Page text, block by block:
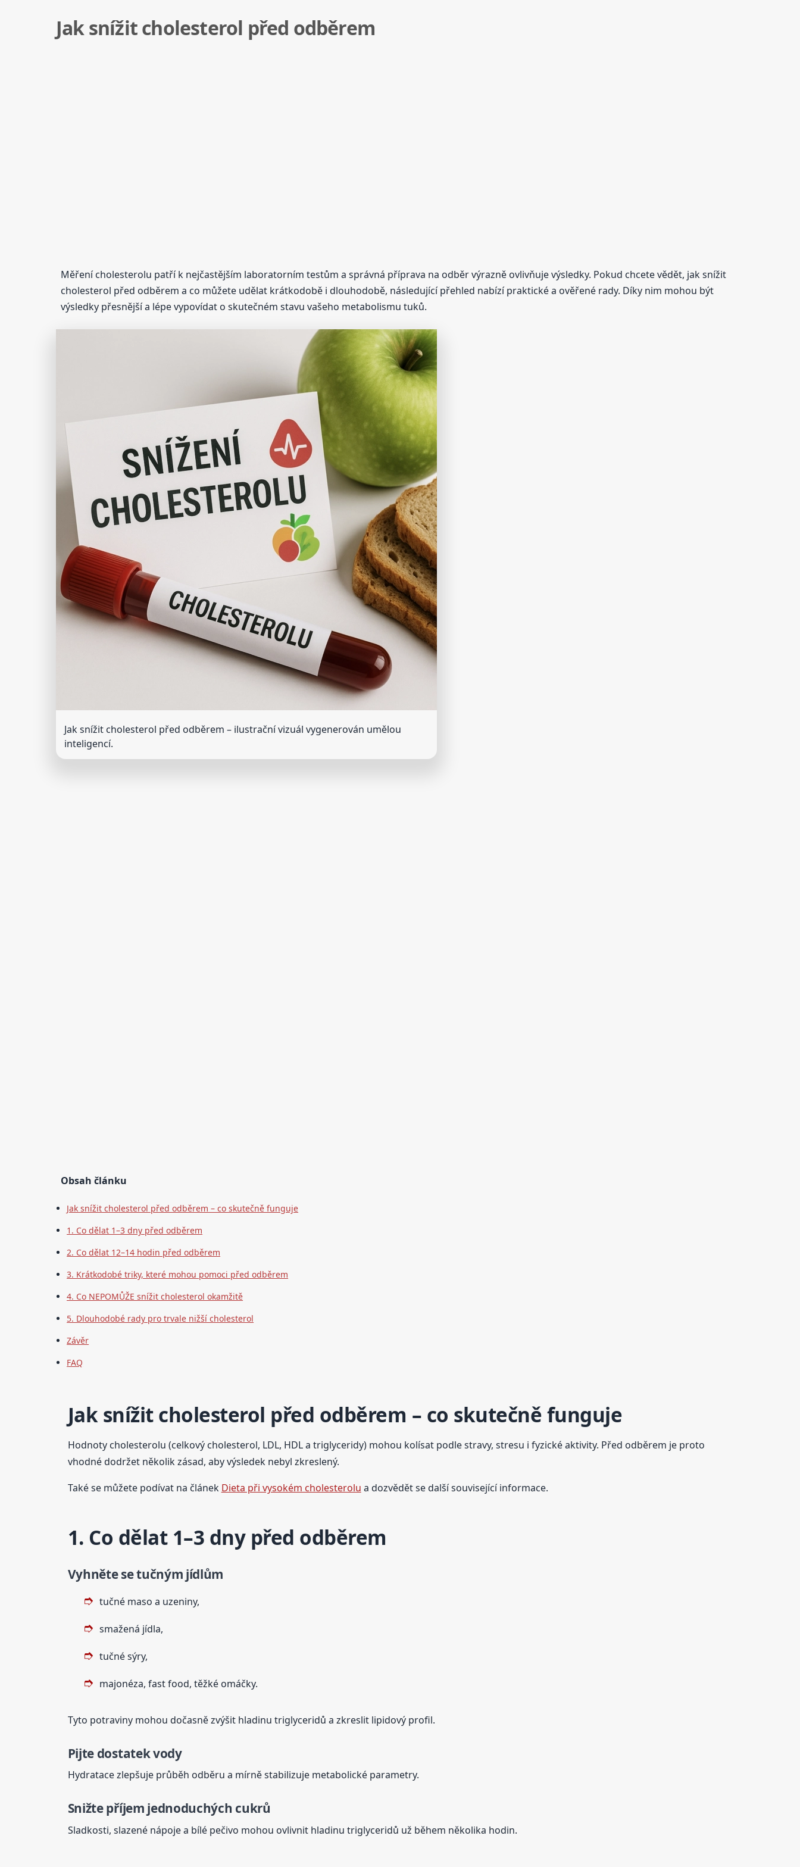
Jak snížit cholesterol před odběrem
Měření cholesterolu patří k nejčastějším laboratorním testům a správná příprava na odběr výrazně ovlivňuje výsledky. Pokud chcete vědět, jak snížit
cholesterol před odběrem a co můžete udělat krátkodobě i dlouhodobě, následující přehled nabízí praktické a ověřené rady. Díky nim mohou být
výsledky přesnější a lépe vypovídat o skutečném stavu vašeho metabolismu tuků.
Jak snížit cholesterol před odběrem – ilustrační vizuál vygenerován umělou
inteligencí.
Obsah článku
Jak snížit cholesterol před odběrem – co skutečně funguje
1. Co dělat 1–3 dny před odběrem
2. Co dělat 12–14 hodin před odběrem
3. Krátkodobé triky, které mohou pomoci před odběrem
4. Co NEPOMŮŽE snížit cholesterol okamžitě
5. Dlouhodobé rady pro trvale nižší cholesterol
Závěr
FAQ
Jak snížit cholesterol před odběrem – co skutečně funguje
Hodnoty cholesterolu (celkový cholesterol, LDL, HDL a triglyceridy) mohou kolísat podle stravy, stresu i fyzické aktivity. Před odběrem je proto
vhodné dodržet několik zásad, aby výsledek nebyl zkreslený.
Také se můžete podívat na článek Dieta při vysokém cholesterolu a dozvědět se další související informace.
1. Co dělat 1–3 dny před odběrem
Vyhněte se tučným jídlům
tučné maso a uzeniny,
smažená jídla,
tučné sýry,
majonéza, fast food, těžké omáčky.
Tyto potraviny mohou dočasně zvýšit hladinu triglyceridů a zkreslit lipidový profil.
Pijte dostatek vody
Hydratace zlepšuje průběh odběru a mírně stabilizuje metabolické parametry.
Snižte příjem jednoduchých cukrů
Sladkosti, slazené nápoje a bílé pečivo mohou ovlivnit hladinu triglyceridů už během několika hodin.